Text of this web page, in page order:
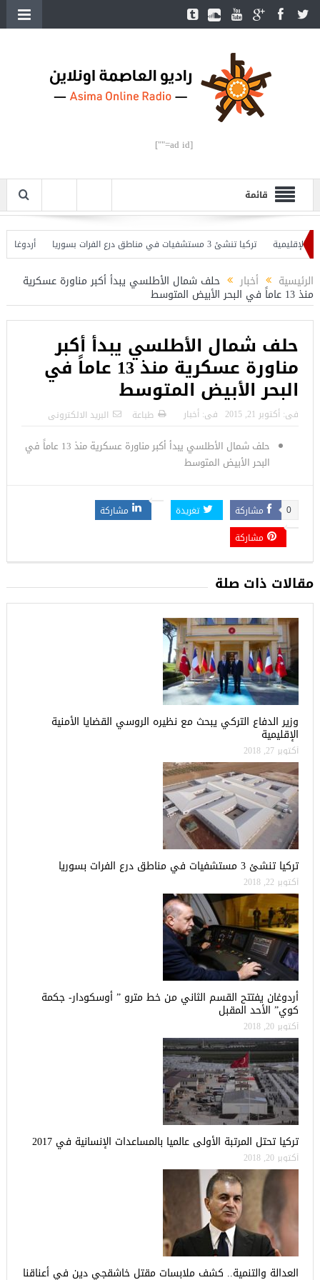
[ad id=""]
قائمة
تركيا تنشئ 3 مستشفيات في مناطق درع الفرات بسوريا
أردوغان
الرئيسية أخبار حلف شمال الأطلسي يبدأ أكبر مناورة عسكرية
منذ 13 عاماً في البحر الأبيض المتوسط
حلف شمال الأطلسي يبدأ أكبر
مناورة عسكرية منذ 13 عاماً في
البحر الأبيض المتوسط
فى: أكتوبر 21, 2015 فى: أخبار طباعة البريد الالكترونى
حلف شمال الأطلسي يبدأ أكبر مناورة عسكرية منذ 13 عاماً في
البحر الأبيض المتوسط
مشاركة 0 تغريدة
مشاركة
مشاركة
مقالات ذات صلة
وزير الدفاع التركي يبحث مع نظيره الروسي القضايا الأمنية
الإقليمية
أكتوبر 27, 2018
تركيا تنشئ 3 مستشفيات في مناطق درع الفرات بسوريا
أكتوبر 22, 2018
أردوغان يفتتح القسم الثاني من خط مترو ” أوسكودار- جكمة
كوي” الأحد المقبل
أكتوبر 20, 2018
تركيا تحتل المرتبة الأولى عالميا بالمساعدات الإنسانية في 2017
أكتوبر 20, 2018
العدالة والتنمية.. كشف ملابسات مقتل خاشقجي دين في أعناقنا